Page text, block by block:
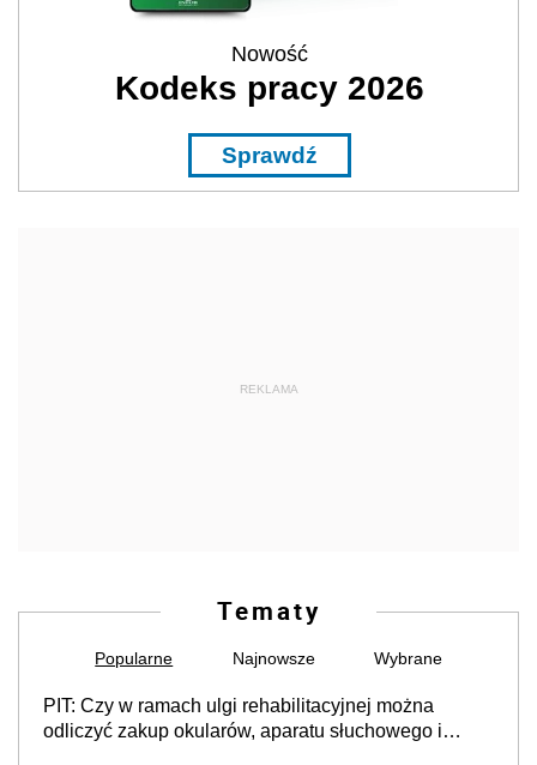
Nowość
Kodeks pracy 2026
Sprawdź
REKLAMA
Tematy
Popularne Najnowsze Wybrane
PIT: Czy w ramach ulgi rehabilitacyjnej można
odliczyć zakup okularów, aparatu słuchowego i